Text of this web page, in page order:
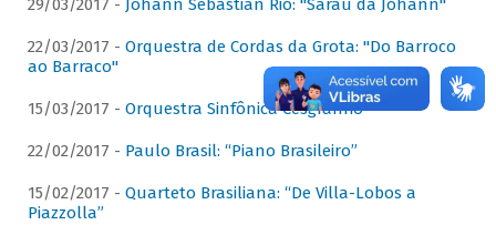
29/03/2017 - Johann Sebastian Rio: "Sarau da Johann"
22/03/2017 - Orquestra de Cordas da Grota: "Do Barroco
ao Barraco"
15/03/2017 - Orquestra Sinfônica Cesgranrio
22/02/2017 - Paulo Brasil: “Piano Brasileiro”
15/02/2017 - Quarteto Brasiliana: “De Villa-Lobos a
Piazzolla”